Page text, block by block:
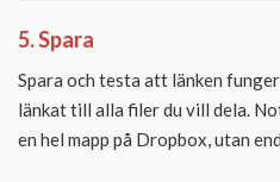
5. Spara
Spara och testa att länken
länkat till alla filer du vill dela.
en hel mapp på Dropbox, utan